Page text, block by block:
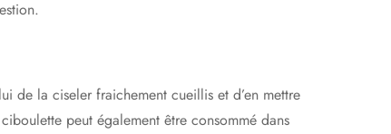
de la ciseler fraichement cueillis et d’en mettre
peut également être consommé dans